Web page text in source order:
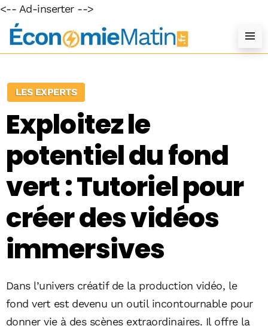
<-- Ad-inserter -->
LES EXPERTS
Exploitez le
potentiel du fond
vert : Tutoriel pour
créer des vidéos
immersives
Dans l’univers créatif de la production vidéo, le
fond vert est devenu un outil incontournable pour
donner vie à des scènes extraordinaires. Il offre la